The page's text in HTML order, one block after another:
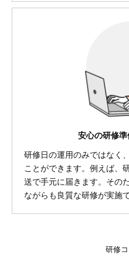
安心の研修
研修日の運用のみではなく
ことができます。例えば、
送で手元に届きます。その
ながらも良質な研修が実施で
研修